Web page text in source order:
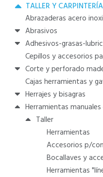
TALLER Y CARPINTERÍA
abrazaderas acero
abrasivos
adhesivos-grasas-
cepillos y accesorios
corte y perforado
cajas herramientas y
herrajes y bisagras
herramientas
taller
herramientas
accesorios p/
bocallaves y
herramientas